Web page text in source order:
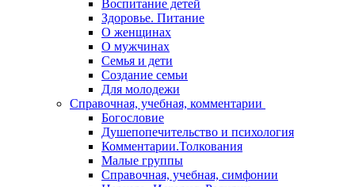
Воспитание детей
Здоровье. Питание
О женщинах
О мужчинах
Семья и дети
Создание семьи
Для молодежи
Справочная, учебная, комментарии
Богословие
Душепопечительство и психология
Комментарии.Толкования
Малые группы
Справочная, учебная, симфонии